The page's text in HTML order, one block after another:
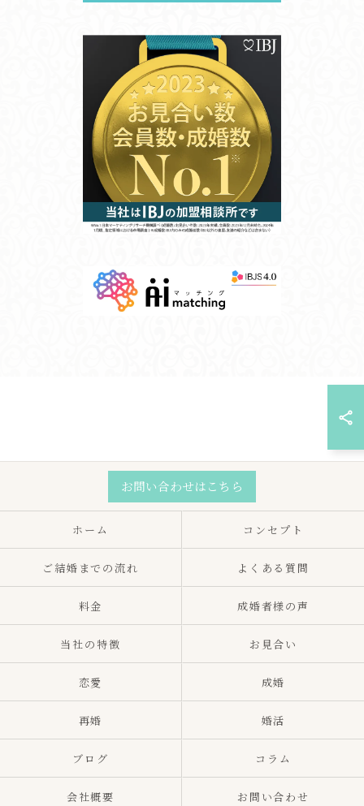
お問い合わせはこちら
ホーム コンセプト
ご結婚までの流れ よくある質問
料金 成婚者様の声
当社の特徴 お見合い
恋愛 成婚
再婚 婚活
ブログ コラム
会社概要 お問い合わせ